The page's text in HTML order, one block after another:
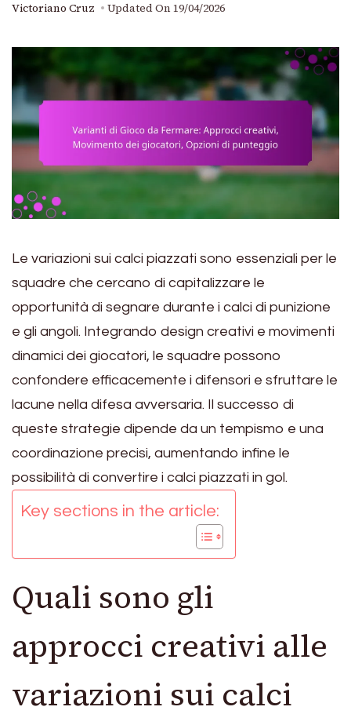
Victoriano Cruz Updated On 19/04/2026
Le variazioni sui calci piazzati sono essenziali per le
squadre che cercano di capitalizzare le
opportunità di segnare durante i calci di punizione
e gli angoli. Integrando design creativi e movimenti
dinamici dei giocatori, le squadre possono
confondere efficacemente i difensori e sfruttare le
lacune nella difesa avversaria. Il successo di
queste strategie dipende da un tempismo e una
coordinazione precisi, aumentando infine le
possibilità di convertire i calci piazzati in gol.
Key sections in the article:
Quali sono gli
approcci creativi alle
variazioni sui calci